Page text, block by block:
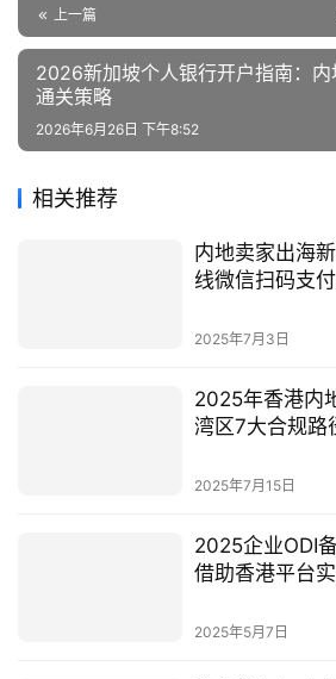
上一篇
2026新加坡个人银行开户指南：
通关策略
2026年6月26日 下午8:52
相关推荐
内地卖家出海
线微信扫码支
2025年7月3日
2025年香港内
湾区7大合规路
2025年7月15日
2025企业ODI
借助香港平台
2025年5月7日